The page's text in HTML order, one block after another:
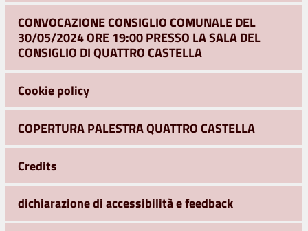
CONVOCAZIONE CONSIGLIO COMUNALE DEL
30/05/2024 ORE 19:00 PRESSO LA SALA DEL
CONSIGLIO DI QUATTRO CASTELLA
Cookie policy
COPERTURA PALESTRA QUATTRO CASTELLA
Credits
dichiarazione di accessibilità e feedback